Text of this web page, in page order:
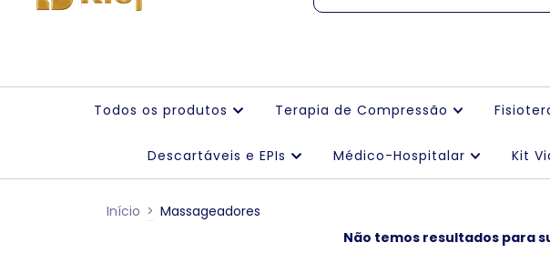
Todos os produtos Terapia de Compressão
Descartáveis e EPIs Médico-Hospitalar Kit
Início > Massageadores
Não temos resultados para